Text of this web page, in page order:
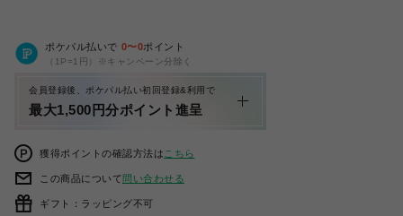
ポケパル払いで 0〜0ポイント
（1P=1円）※キャンペーン分除く
会員登録後、ポケパル払い初回登録&利用で
最大1,500円分ポイント進呈
獲得ポイントの確認方法は こちら
この商品について問い合わせる
ギフト：ラッピング不可